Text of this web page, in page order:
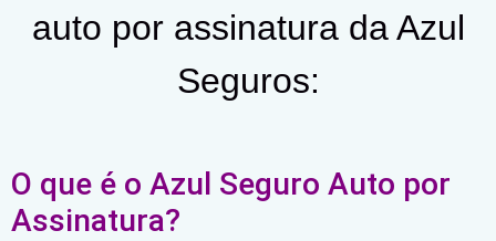
auto por assinatura da Azul
Seguros:
O que é o Azul Seguro Auto por
Assinatura?